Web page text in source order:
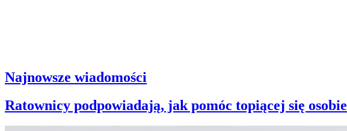
Najnowsze wiadomości
Ratownicy podpowiadają, jak pomóc topiącej się osobie